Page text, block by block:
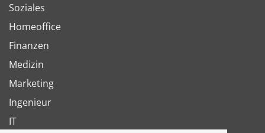
Soziales
Homeoffice
Finanzen
Medizin
Marketing
Ingenieur
IT